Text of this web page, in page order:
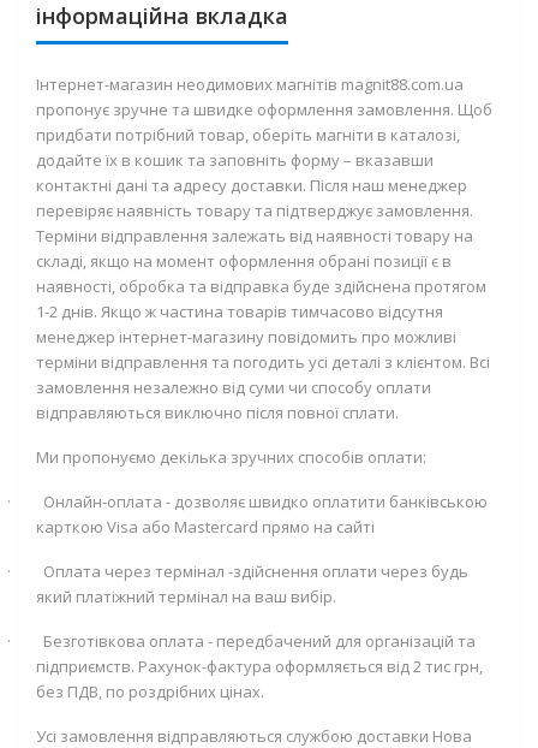
інформаційна вкладка
Інтернет-магазин неодимових магнітів magnit88.com.ua
пропонує зручне та швидке оформлення замовлення. Щоб
придбати потрібний товар, оберіть магніти в каталозі,
додайте їх в кошик та заповніть форму – вказавши
контактні дані та адресу доставки. Після наш менеджер
перевіряє наявність товару та підтверджує замовлення.
Терміни відправлення залежать від наявності товару на
складі, якщо на момент оформлення обрані позиції є в
наявності, обробка та відправка буде здійснена протягом
1-2 днів. Якщо ж частина товарів тимчасово відсутня
менеджер інтернет-магазину повідомить про можливі
терміни відправлення та погодить усі деталі з клієнтом. Всі
замовлення незалежно від суми чи способу оплати
відправляються виключно після повної сплати.
Ми пропонуємо декілька зручних способів оплати:
·
Онлайн-оплата - дозволяє швидко оплатити банківською
карткою Visa або Mastercard прямо на сайті
·
Оплата через термінал -здійснення оплати через будь
який платіжний термінал на ваш вибір.
·
Безготівкова оплата - передбачений для організацій та
підприємств. Рахунок-фактура оформляється від 2 тис грн,
без ПДВ, по роздрібних цінах.
Усі замовлення відправляються службою доставки Нова